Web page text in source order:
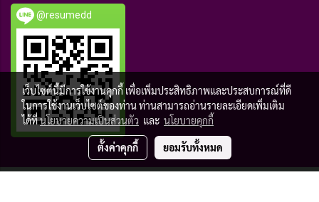
@resumedd
เว็บไซต์นี้มีการใช้งานคุกกี้ เพื่อเพิ่มประสิทธิภาพและประสบการณ์ที่ดี
ในการใช้งานเว็บไซต์ของท่าน ท่านสามารถอ่านรายละเอียดเพิ่มเติม
ได้ที่นโยบายความเป็นส่วนตัว และ นโยบายคุกกี้
ตั้งค่าคุกกี้ ยอมรับทั้งหมด